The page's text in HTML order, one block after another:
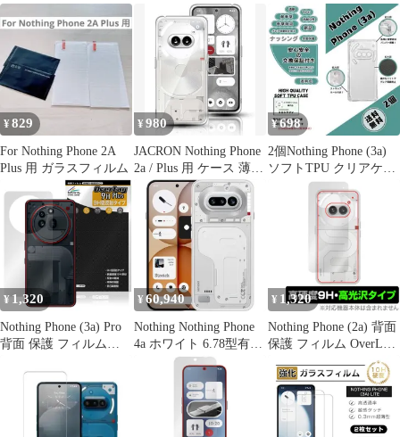
ズフィルム 【2+2枚セ
ット-国産旭硝子素材】
nothing phone3a 強化ガ
ラス 液晶 保護 硬度9H
耐衝撃 飛散防止 貼り付
け簡単 自動吸着 気泡ゼ
ロ 指紋防止 ラウンドエ
ッジ加工
スーパークリア スマホ
ケース TPU 透明 カバ
ー 保護 NothingPhone2a
ナッシングフォン
Nothing Phone (2a)
Plus Lite ナッシング ス
マホ用保護フィルム 本
体保護 さらさら手触り
低反射素材
¥829
For Nothing Phone 2A
Plus 用 ガラスフィルム
¥980
JACRON Nothing Phone
2a / Plus 用 ケース 薄型
軽量 衝撃吸収 黄ばみな
し ワイヤレス充電対応
ストラップホール付き
透明 カバー(TPU-AZ-
2925)
¥698
2個Nothing Phone (3a)
ソフトTPU クリアケー
¥ 1,320
Nothing Phone (3a) Pro
背面 保護 フィルム
マートフォン 9H高硬度
さらさら手触り反射防
¥ 60,940
Nothing Nothing Phone
4a ホワイト 6.78型有機
EL 8GB/128GB シース
ースマートフォン
A10400290 A10400290
¥ 1,320
Nothing Phone (2a) 背面
保護 フィルム OverLay
9H Brilliant ナッシング
スマホ用保護フィルム
9H高硬度 透明感 高光